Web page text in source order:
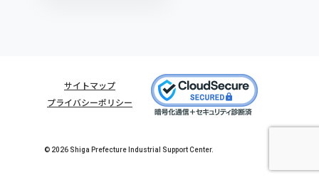
© 2026 Shiga Prefecture Industrial Support Center.
サイトマップ
プライバシーポリシー